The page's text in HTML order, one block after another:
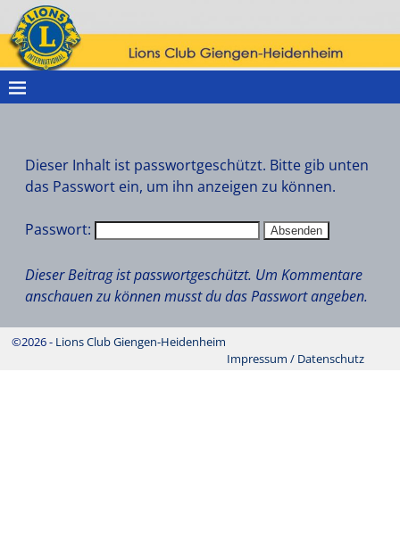
Dieser Inhalt ist passwortgeschützt. Bitte gib unten
das Passwort ein, um ihn anzeigen zu können.
Passwort:
Dieser Beitrag ist passwortgeschützt. Um Kommentare
anschauen zu können musst du das Passwort angeben.
©2026 - Lions Club Giengen-Heidenheim
Impressum / Datenschutz